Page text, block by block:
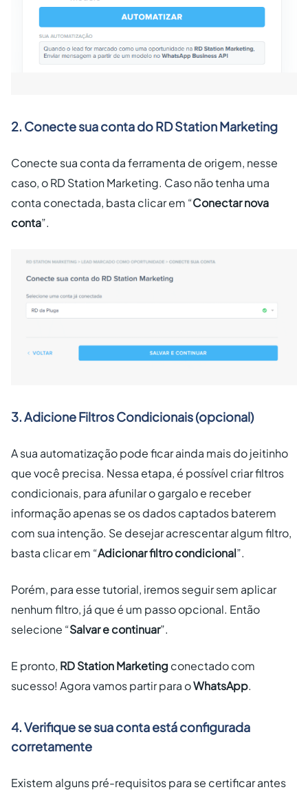
2. Conecte sua conta do RD Station Marketing
Conecte sua conta da ferramenta de origem, nesse
caso, o RD Station Marketing. Caso não tenha uma
conta conectada, basta clicar em “Conectar nova
conta”.
3. Adicione Filtros Condicionais (opcional)
A sua automatização pode ficar ainda mais do jeitinho
que você precisa. Nessa etapa, é possível criar filtros
condicionais, para afunilar o gargalo e receber
informação apenas se os dados captados baterem
com sua intenção. Se desejar acrescentar algum filtro,
basta clicar em “Adicionar filtro condicional”.
Porém, para esse tutorial, iremos seguir sem aplicar
nenhum filtro, já que é um passo opcional. Então
selecione “Salvar e continuar”.
E pronto, RD Station Marketing conectado com
sucesso! Agora vamos partir para oWhatsApp.
4. Verifique se sua conta está configurada
corretamente
Existem alguns pré-requisitos para se certificar antes